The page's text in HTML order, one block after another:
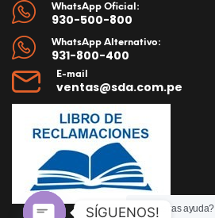
WhatsApp Oficial:
930-500-800
WhatsApp Alternativo:
931-800-400
E-mail
ventas@sda.com.pe
¿Necesitas ayuda?
SÍGUENOS!